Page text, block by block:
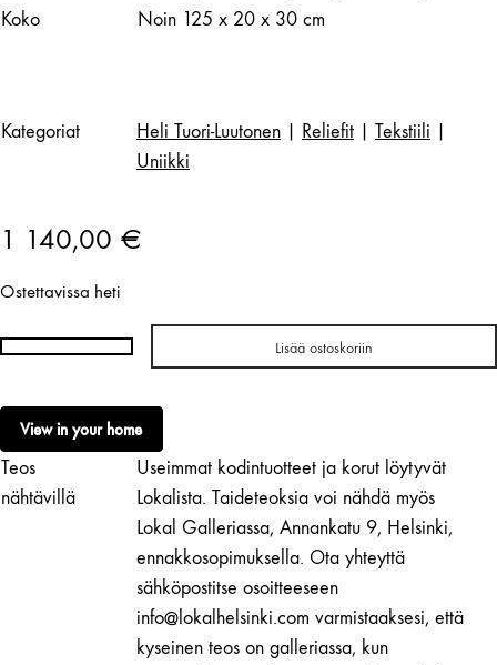
Koko
Noin 125 x 20 x 30 cm
Kategoriat Heli Tuori-Luutonen Reliefit Tekstiili
Uniikki
1 140,00 €
Ostettavissa heti
Heli
Luutonen
Seamless
series
Lisää ostoskoriin
View in your home
Teos
nähtävillä
Useimmat kodintuotteet ja korut löytyvät
Lokalista. Taideteoksia voi nähdä myös
Lokal Galleriassa, Annankatu 9, Helsinki,
ennakkosopimuksella. Ota yhteyttä
sähköpostitse osoitteeseen
info@lokalhelsinki.com varmistaaksesi, että
kyseinen teos on galleriassa, kun